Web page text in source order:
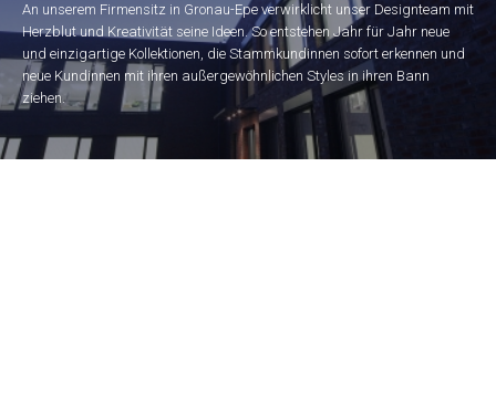
An unserem Firmensitz in Gronau-Epe verwirklicht unser Designteam mit
Herzblut und Kreativität seine Ideen. So entstehen Jahr für Jahr neue
und einzigartige Kollektionen, die Stammkundinnen sofort erkennen und
neue Kundinnen mit ihren außergewöhnlichen Styles in ihren Bann
ziehen.